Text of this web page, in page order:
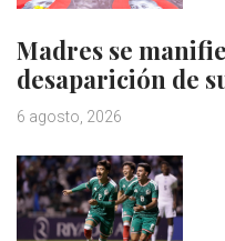
Madres se
desaparición de
6 agosto, 2026